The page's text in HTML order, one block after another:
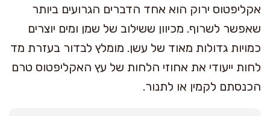
אקליפטוס ירוק הוא אחד הדברים הגרועים ביותר
שאפשר לשרוף. מכיוון ששילוב של שמן ומים יוצרים
כמויות גדולות מאוד של עשן. מומלץ לבדור בעזרת מד
לחות ייעודי את אחוזי הלחות של עץ האקליפטוס טרם
הכנסתם לקמין או לתנור.